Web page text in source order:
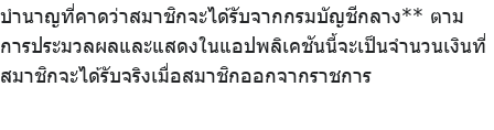
บำนาญที่คาดว่าสมาชิกจะได้รับจากกรมบัญชีกลาง** ตาม
การประมวลผลและแสดงในแอปพลิเคชันนี้จะเป็นจำนวนเงินที่
สมาชิกจะได้รับจริงเมื่อสมาชิกออกจากราชการ